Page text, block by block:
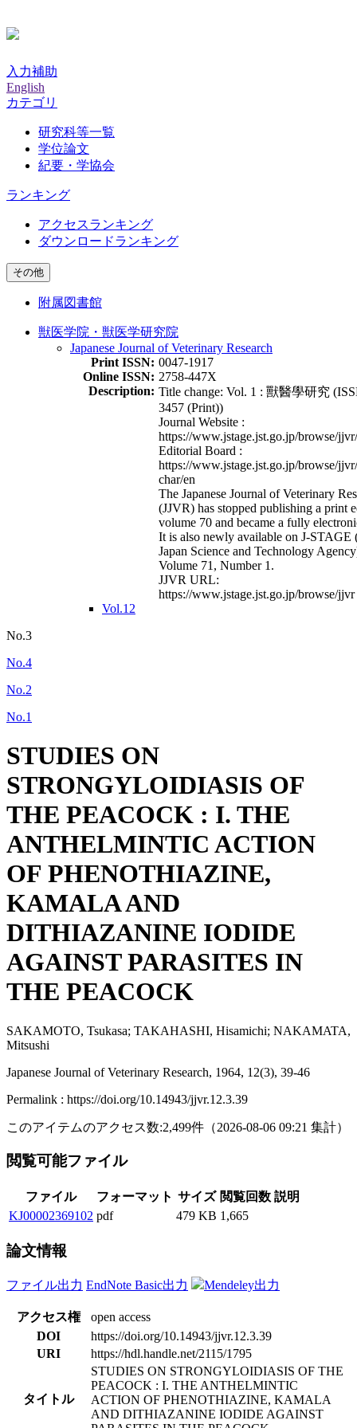
入力補助
English
カテゴリ
研究科等一覧
学位論文
紀要・学協会
ランキング
アクセスランキング
ダウンロードランキング
その他
附属図書館
獣医学院・獣医学研究院
Japanese Journal of Veterinary Research
Print ISSN: 0047-1917
Online ISSN: 2758-447X
Description: Title change: Vol. 1 : 獸醫學研究
3457 (Print))
Journal Website :
https://www.jstage.jst.go.jp/browse/
Editorial Board :
https://www.jstage.jst.go.jp/browse/
char/en
The Japanese Journal of Veterinary
(JJVR) has stopped publishing a print
volume 70 and became a fully
It is also newly available on J-STAGE
Japan Science and Technology
Volume 71, Number 1.
JJVR URL:
https://www.jstage.jst.go.jp/browse/jjvr
Vol.12
No.3
No.4
No.2
No.1
STUDIES ON
STRONGYLOIDIASIS OF
THE PEACOCK : I. THE
ANTHELMINTIC ACTION
OF PHENOTHIAZINE,
KAMALA AND
DITHIAZANINE IODIDE
AGAINST PARASITES IN
THE PEACOCK
SAKAMOTO, Tsukasa; TAKAHASHI, Hisamichi; NAKAMATA,
Mitsushi
Japanese Journal of Veterinary Research, 1964, 12(3), 39-46
Permalink : https://doi.org/10.14943/jjvr.12.3.39
このアイテムのアクセス数:2,499件 （2026-08-06 09:21 集計）
閲覧可能ファイル
ファイル フォーマット サイズ 閲覧回数 説明
KJ00002369102 pdf 479 KB 1,665
論文情報
ファイル出力 EndNote Basic出力 Mendeley出力
アクセス権
open access
DOI
https://doi.org/10.14943/jjvr.12.3.39
URI
https://hdl.handle.net/2115/1795
タイトル
STUDIES ON STRONGYLOIDIASIS OF THE
PEACOCK : I. THE ANTHELMINTIC
ACTION OF PHENOTHIAZINE, KAMALA
AND DITHIAZANINE IODIDE AGAINST